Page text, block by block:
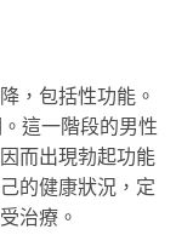
，包括性功能。
這一階段的男性
而出現勃起功能
的健康狀況，定
治療。